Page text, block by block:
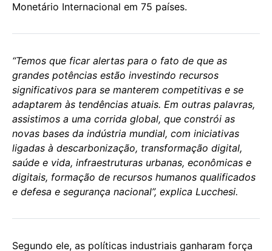
Monetário Internacional em 75 países.
“Temos que ficar alertas para o fato de que as
grandes potências estão investindo recursos
significativos para se manterem competitivas e se
adaptarem às tendências atuais. Em outras palavras,
assistimos a uma corrida global, que constrói as
novas bases da indústria mundial, com iniciativas
ligadas à descarbonização, transformação digital,
saúde e vida, infraestruturas urbanas, econômicas e
digitais, formação de recursos humanos qualificados
e defesa e segurança nacional”, explica Lucchesi.
Segundo ele, as políticas industriais ganharam força